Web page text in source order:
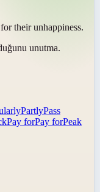
their unhappiness.
unutma.
PartlyPass
Pay forPay forPeak